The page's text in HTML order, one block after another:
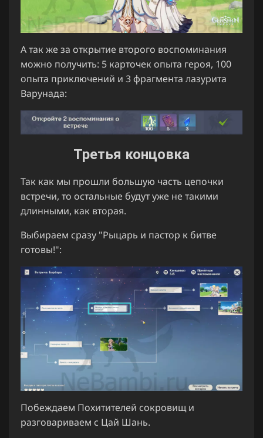
А так же за открытие второго воспоминания
можно получить: 5 карточек опыта героя, 100
опыта приключений и 3 фрагмента лазурита
Варунада:
Третья концовка
Так как мы прошли большую часть цепочки
встречи, то остальные будут уже не такими
длинными, как вторая.
Выбираем сразу "Рыцарь и пастор к битве
готовы!":
Побеждаем Похитителей сокровищ и
разговариваем с Цай Шань.